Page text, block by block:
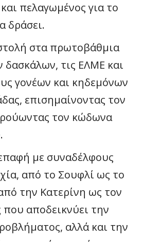
πελαγωμένος για το
δράσει.
στα πρωτοβάθμια
δασκάλων, τις ΕΛΜΕ και
γονέων και κηδεμόνων
επισημαίνοντας τον
τον κώδωνα
με συναδέλφους
από το Σουφλί ως το
την Κατερίνη ως τον
που αποδεικνύει την
αλλά και την